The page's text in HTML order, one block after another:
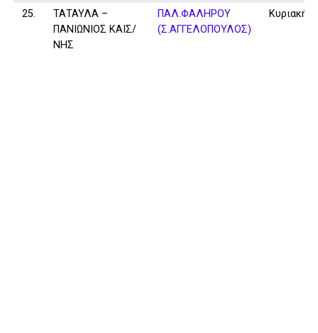
25.
ΤΑΤΑΥΛΑ –
ΠΑΝΙΩΝΙΟΣ ΚΑΙΣ/
ΝΗΣ
ΠΑΛ.ΦΑΛΗΡΟΥ
(Σ.ΑΓΓΕΛΟΠΟΥΛΟΣ)
Κυριακή